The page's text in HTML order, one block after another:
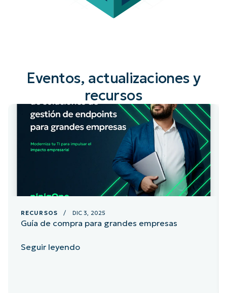
Eventos, actualizaciones y
recursos
RECURSOS / DIC 3, 2025
Guía de compra para grandes empresas
Seguir leyendo